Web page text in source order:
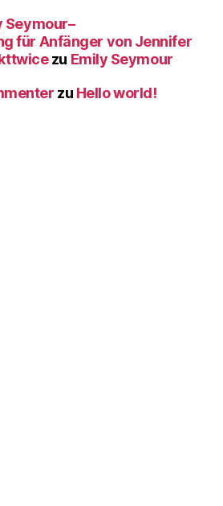
Seymour–
für Anfänger von Jennifer
zu Emily Seymour
zu Hello world!